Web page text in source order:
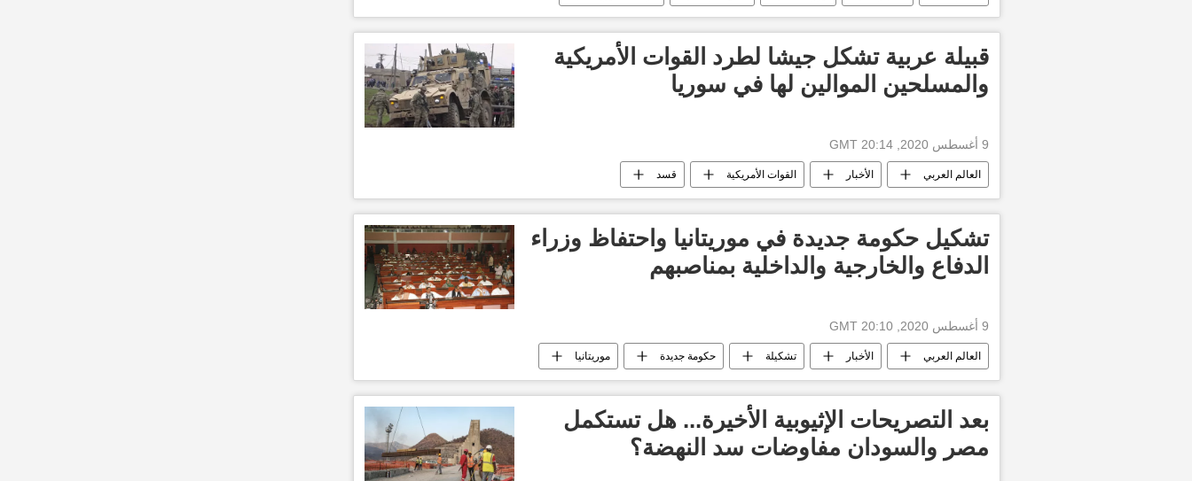
قبيلة عربية تشكل جيشا لطرد القوات الأمريكية
والمسلحين الموالين لها في سوريا
9 أغسطس 2020, 20:14 GMT
العالم العربي الأخبار القوات الأمريكية قسد
تشكيل حكومة جديدة في موريتانيا واحتفاظ وزراء
الدفاع والخارجية والداخلية بمناصبهم
9 أغسطس 2020, 20:10 GMT
العالم العربي الأخبار تشكيلة حكومة جديدة موريتانيا
بعد التصريحات الإثيوبية الأخيرة... هل تستكمل
مصر والسودان مفاوضات سد النهضة؟